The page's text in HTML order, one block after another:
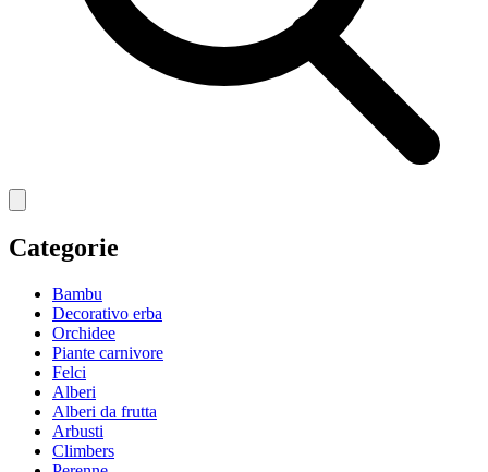
Categorie
Bambu
Decorativo erba
Orchidee
Piante carnivore
Felci
Alberi
Alberi da frutta
Arbusti
Climbers